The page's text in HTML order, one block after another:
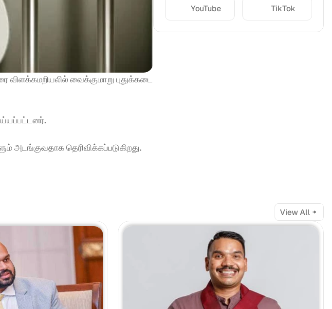
விளக்கமறியலில் வைக்குமாறு புதுக்கடை
அடங்குவதாக தெரிவிக்கப்படுகிறது.
YouTube TikTok
View All